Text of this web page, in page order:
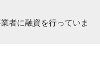
者に融資を行っていま